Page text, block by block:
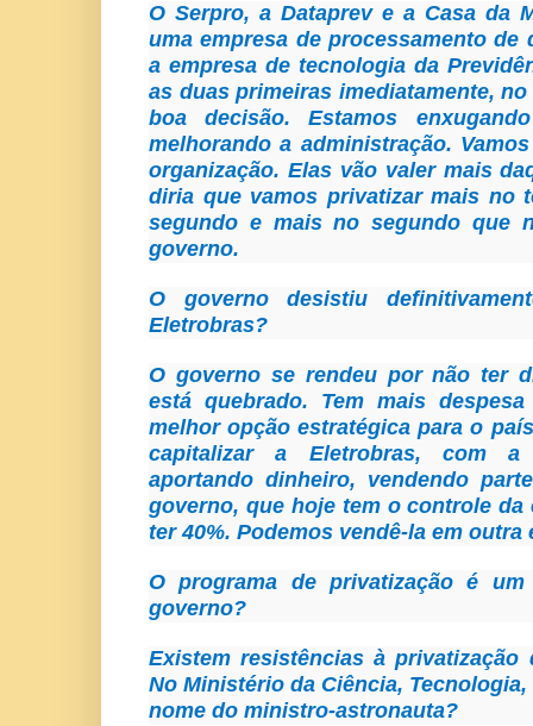
O Serpro, a Dataprev e a Casa da
uma empresa de processamento de
a empresa de tecnologia da
as duas primeiras imediatamente,
boa decisão. Estamos
melhorando a administração.
organização. Elas vão valer mais
diria que vamos privatizar mais no
segundo e mais no segundo que
governo.
O governo desistiu
Eletrobras?
O governo se rendeu por não ter
está quebrado. Tem mais
melhor opção estratégica para o
capitalizar a Eletrobras, com a
aportando dinheiro, vendendo
governo, que hoje tem o controle da
ter 40%. Podemos vendê-la em outra
O programa de privatização é
governo?
Existem resistências à privatização
No Ministério da Ciência,
nome do ministro-astronauta?